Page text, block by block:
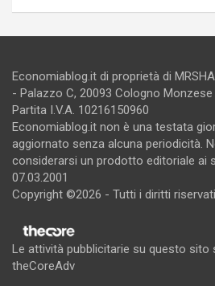
Economiablog.it di proprietà di
- Palazzo C, 20093 Cologno
Partita I.V.A. 10216150960
Economiablog.it non è una testata
aggiornato senza alcuna periodicità.
considerarsi un prodotto editoriale ai
07.03.2001
Copyright ©2026 - Tutti i diritti
Le attività pubblicitarie su questo sito
theCoreAdv